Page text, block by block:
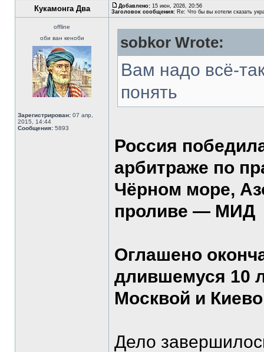
Кукамонга Два Добавлено: 15 июн, 2026, 20:56
Заголовок сообщения: Re: Что бы вы хотели сказать
offline
оби ван кеноби
Зарегистрирован: 07 апр,
2015, 14:44
Сообщения: 5893
sobkor Wrote:
Вам надо всё-
понять
Россия
арбитраже по
Чёрном море,
проливе — МИД
Оглашено
длившемуся 10
Москвой и
Дело